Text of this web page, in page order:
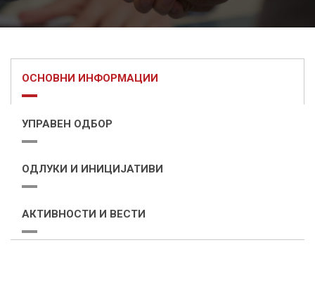
ОСНОВНИ ИНФОРМАЦИИ
УПРАВЕН ОДБОР
ОДЛУКИ И ИНИЦИЈАТИВИ
АКТИВНОСТИ И ВЕСТИ